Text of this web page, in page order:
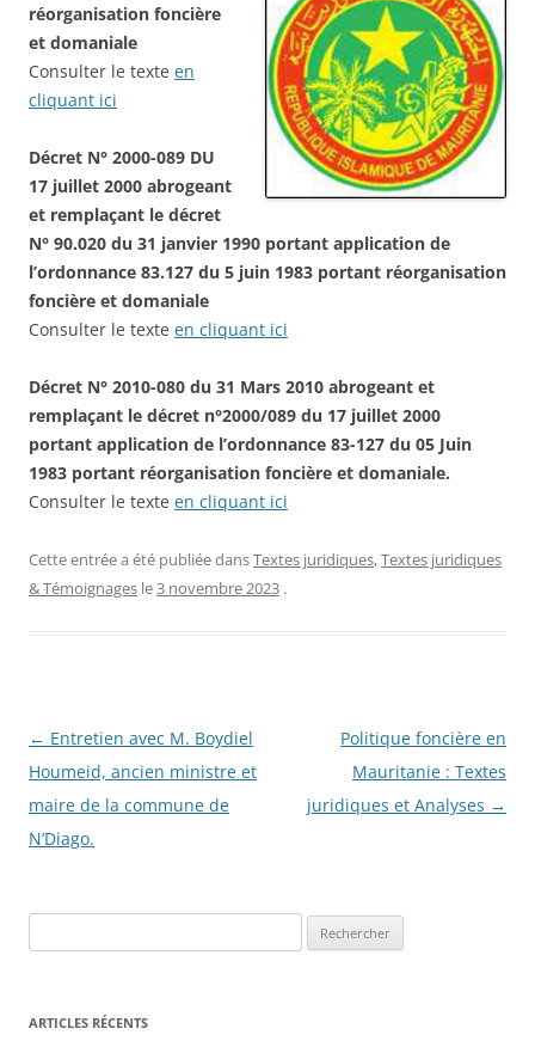
réorganisation foncière
et domaniale
Consulter le texte en
cliquant ici
Décret N° 2000-089 DU
17 juillet 2000 abrogeant
et remplaçant le décret
N° 90.020 du 31 janvier 1990 portant application de
l’ordonnance 83.127 du 5 juin 1983 portant réorganisation
foncière et domaniale
Consulter le texte en cliquant ici
Décret N° 2010-080 du 31 Mars 2010 abrogeant et
remplaçant le décret n°2000/089 du 17 juillet 2000
portant application de l’ordonnance 83-127 du 05 Juin
1983 portant réorganisation foncière et domaniale.
Consulter le texte en cliquant ici
Cette entrée a été publiée dansTextes juridiques,Textes juridiques
& Témoignages le3 novembre 2023 .
Navigation
des
articles
← Entretien avec M. Boydiel
Houmeid, ancien ministre et
maire de la commune de
N’Diago.
Politique foncière en
Mauritanie : Textes
juridiques et Analyses →
e
h
ARTICLES RÉCENTS